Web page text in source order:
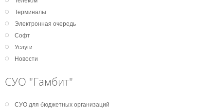
Терминалы
Электронная очередь
Софт
Услуги
Новости
СУО "Гамбит"
СУО для бюджетных организаций